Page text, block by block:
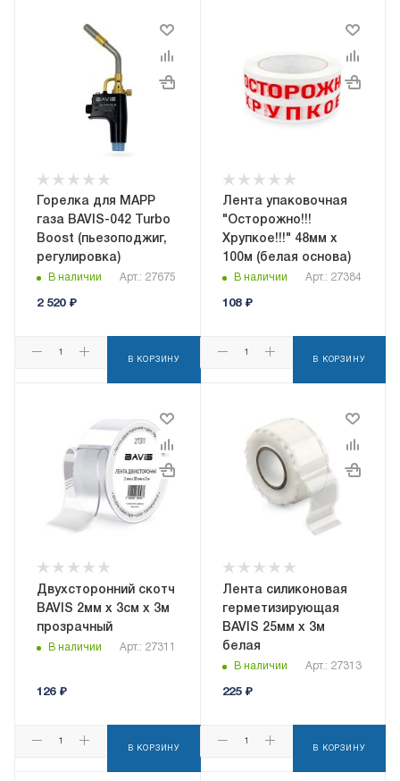
Горелка для MAPP
газа BAVIS-042 Turbo
Boost (пьезоподжиг,
регулировка)
В наличии Арт.: 27675
2 520₽
В КОРЗИНУ
Лента упаковочная
"Осторожно!!!
Хрупкое!!!" 48мм х
100м (белая основа)
В наличии Арт.: 27384
108₽
В КОРЗИНУ
Двухсторонний скотч
BAVIS 2мм х 3см х 3м
прозрачный
В наличии Арт.: 27311
126₽
В КОРЗИНУ
Лента силиконовая
герметизирующая
BAVIS 25мм х 3м
белая
В наличии Арт.: 27313
225₽
В КОРЗИНУ